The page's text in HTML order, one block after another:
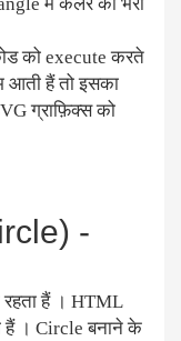
में कलर को भरा
को execute करते
आती हैं तो इसका
ग्राफ़िक्स को
-
रहता हैं । HTML
हैं । Circle बनाने के